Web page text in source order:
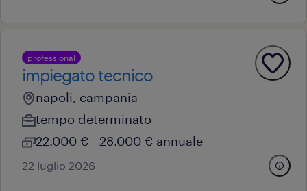
professional
impiegato tecnico
napoli, campania
tempo determinato
22.000 € - 28.000 € annuale
22 luglio 2026